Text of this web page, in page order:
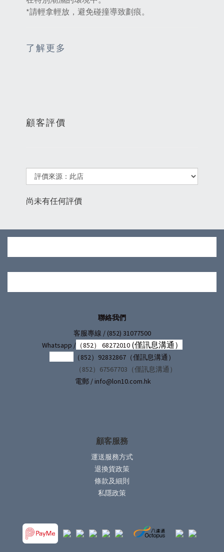
*請輕拿輕放，避免碰撞導致劃痕‌。
了解更多
顧客評價
尚未有任何評價
聯絡我們
客服專線 / (852) 31077500
Whatsapp /（852） 68272010 (僅訊息溝通）
（852）92832867（僅訊息溝通）
（852）67567703（僅訊息溝通）
電郵 / info@lon10.com.hk
顧客服務
運送服務方式
退換貨政策
條款及細則
私隱政策